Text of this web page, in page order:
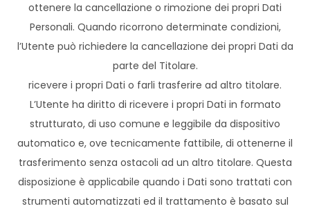
ottenere la cancellazione o rimozione dei propri Dati
Personali. Quando ricorrono determinate condizioni,
l’Utente può richiedere la cancellazione dei propri Dati da
parte del Titolare.
ricevere i propri Dati o farli trasferire ad altro titolare.
L’Utente ha diritto di ricevere i propri Dati in formato
strutturato, di uso comune e leggibile da dispositivo
automatico e, ove tecnicamente fattibile, di ottenerne il
trasferimento senza ostacoli ad un altro titolare. Questa
disposizione è applicabile quando i Dati sono trattati con
strumenti automatizzati ed il trattamento è basato sul